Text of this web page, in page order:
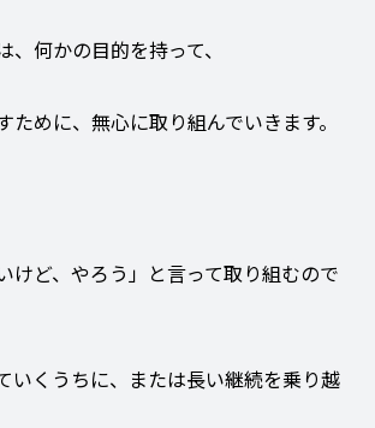
何かの目的を持って、
ために、無心に取り組んでいきます。
けど、やろう」と言って取り組むので
いくうちに、または長い継続を乗り越